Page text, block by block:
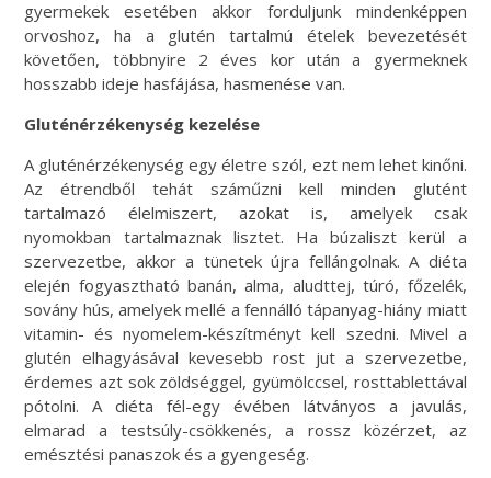
gyermekek esetében akkor forduljunk mindenképpen
orvoshoz, ha a glutén tartalmú ételek bevezetését
követően, többnyire 2 éves kor után a gyermeknek
hosszabb ideje hasfájása, hasmenése van.
Gluténérzékenység kezelése
A gluténérzékenység egy életre szól, ezt nem lehet kinőni.
Az étrendből tehát száműzni kell minden glutént
tartalmazó élelmiszert, azokat is, amelyek csak
nyomokban tartalmaznak lisztet. Ha búzaliszt kerül a
szervezetbe, akkor a tünetek újra fellángolnak. A diéta
elején fogyasztható banán, alma, aludttej, túró, főzelék,
sovány hús, amelyek mellé a fennálló tápanyag-hiány miatt
vitamin- és nyomelem-készítményt kell szedni. Mivel a
glutén elhagyásával kevesebb rost jut a szervezetbe,
érdemes azt sok zöldséggel, gyümölccsel, rosttablettával
pótolni. A diéta fél-egy évében látványos a javulás,
elmarad a testsúly-csökkenés, a rossz közérzet, az
emésztési panaszok és a gyengeség.